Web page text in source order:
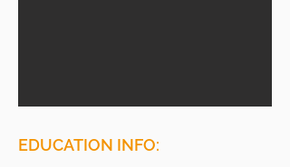
EDUCATION INFO: